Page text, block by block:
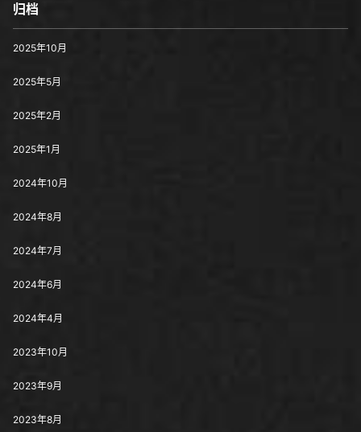
归档
2025年10月
2025年5月
2025年2月
2025年1月
2024年10月
2024年8月
2024年7月
2024年6月
2024年4月
2023年10月
2023年9月
2023年8月